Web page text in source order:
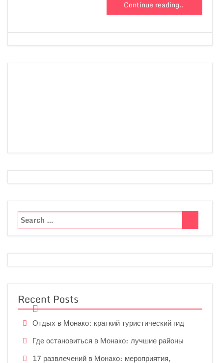
Continue reading..
Recent Posts
Отдых в Монако: краткий туристический гид
Где остановиться в Монако: лучшие районы
17 развлечений в Монако: мероприятия,